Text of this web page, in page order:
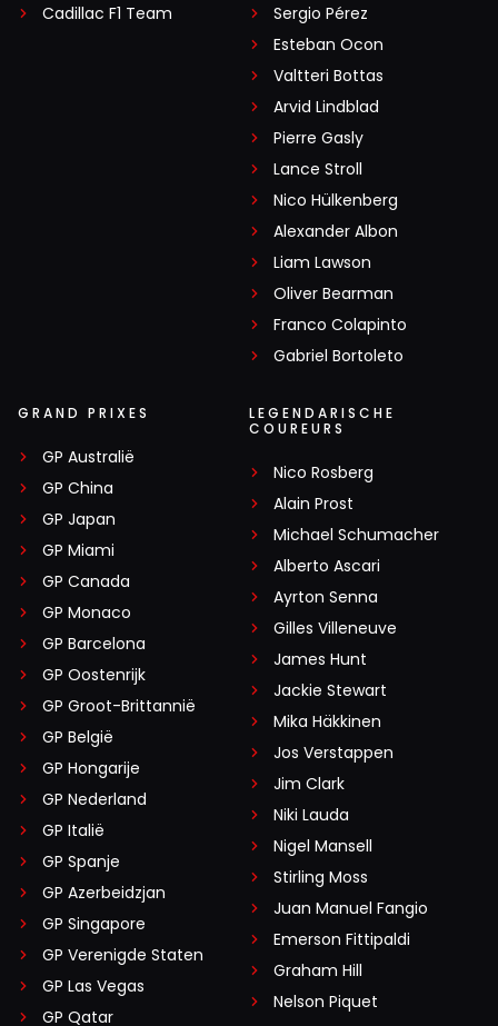
Cadillac F1 Team
Sergio Pérez
Esteban Ocon
Valtteri Bottas
Arvid Lindblad
Pierre Gasly
Lance Stroll
Nico Hülkenberg
Alexander Albon
Liam Lawson
Oliver Bearman
Franco Colapinto
Gabriel Bortoleto
GRAND PRIXES
GP Australië
GP China
GP Japan
GP Miami
GP Canada
GP Monaco
GP Barcelona
GP Oostenrijk
GP Groot-Brittannië
GP België
GP Hongarije
GP Nederland
GP Italië
GP Spanje
GP Azerbeidzjan
GP Singapore
GP Verenigde Staten
GP Las Vegas
GP Qatar
LEGENDARISCHE
COUREURS
Nico Rosberg
Alain Prost
Michael Schumacher
Alberto Ascari
Ayrton Senna
Gilles Villeneuve
James Hunt
Jackie Stewart
Mika Häkkinen
Jos Verstappen
Jim Clark
Niki Lauda
Nigel Mansell
Stirling Moss
Juan Manuel Fangio
Emerson Fittipaldi
Graham Hill
Nelson Piquet